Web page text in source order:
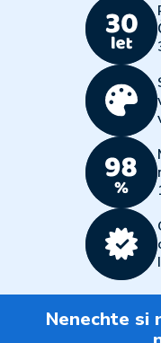
Číst dále
Všechny články
Nenechte si